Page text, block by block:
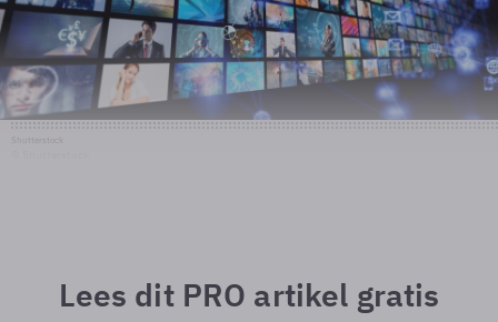
Lees dit PRO artikel gratis